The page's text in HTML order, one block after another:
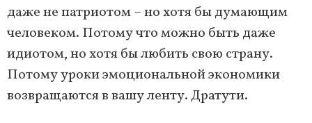
даже не патриотом–но хотя бы думающим
человеком. Потому что можно быть даже
идиотом, но хотя бы любить свою страну.
Потому уроки эмоциональной экономики
возвращаются в вашу ленту. Дратути.